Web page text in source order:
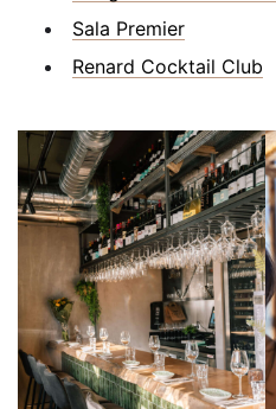
Sala Premier
Renard Cocktail Club